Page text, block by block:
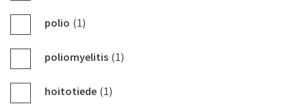
polio (1)
poliomyelitis (1)
hoitotiede (1)